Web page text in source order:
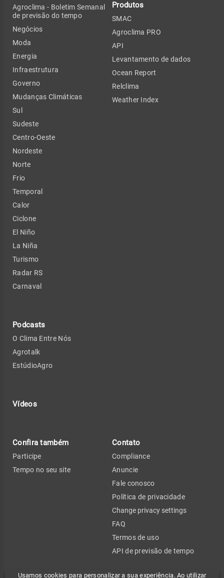
Usamos cookies para personalizar a sua experiência. Ao utilizar
Agroclima - Boletim Semanal
de previsão do tempo
Negócios
Moda
Energia
Infraestrutura
Governo
Mudanças Climáticas
Sul
Sudeste
Centro-Oeste
Nordeste
Norte
Frio
Temporal
Calor
Ciclone
El Niño
La Niña
Turismo
Radar RS
Carnaval
Podcasts
O Clima Entre Nós
Agrotalk
EstúdioAgro
Vídeos
Produtos
SMAC
Agroclima PRO
API
Levantamento de dados
Ocean Report
Relclima
Weather Index
Confira também
Participe
Tempo no seu site
Contato
Compliance
Anuncie
Fale conosco
Política de privacidade
Change privacy settings
FAQ
Termos de uso
API de previsão de tempo